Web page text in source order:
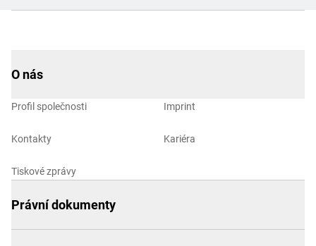
O nás
Profil společnosti
Kontakty
Tiskové zprávy
Imprint
Kariéra
Právní dokumenty